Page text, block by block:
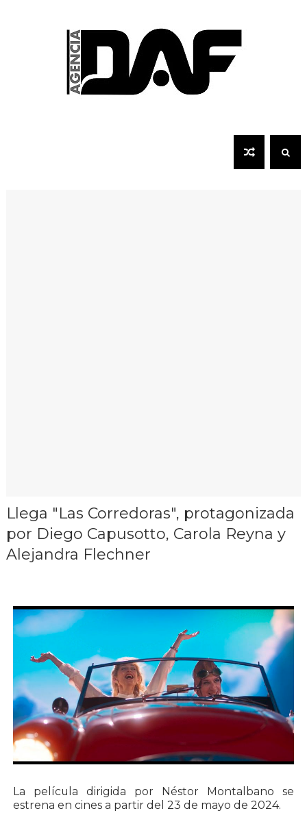
Llega "Las Corredoras", protagonizada
por Diego Capusotto, Carola Reyna y
Alejandra Flechner
La película dirigida por Néstor Montalbano se
estrena en cines a partir del 23 de mayo de 2024.